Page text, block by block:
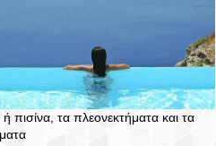
πισίνα, τα πλεονεκτήματα και τα